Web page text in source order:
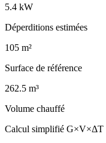
5.4 kW
Déperditions estimées
105 m²
Surface de référence
262.5 m³
Volume chauffé
Calcul simplifié G×V×ΔT